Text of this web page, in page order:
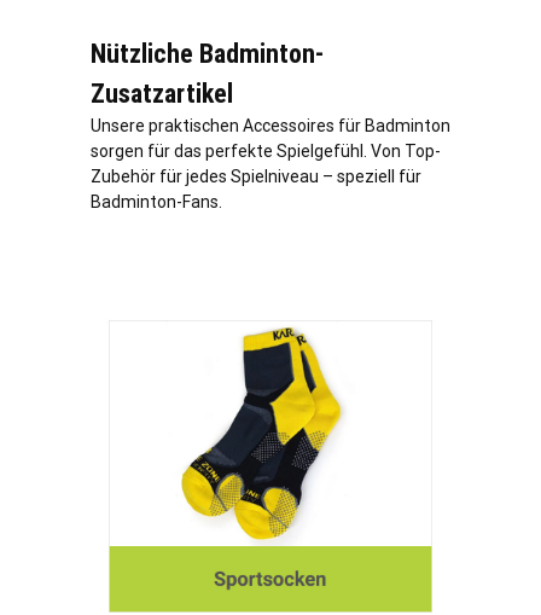
Nützliche Badminton-
Zusatzartikel
Unsere praktischen Accessoires für Badminton
sorgen für das perfekte Spielgefühl. Von Top-
Zubehör für jedes Spielniveau – speziell für
Badminton-Fans.